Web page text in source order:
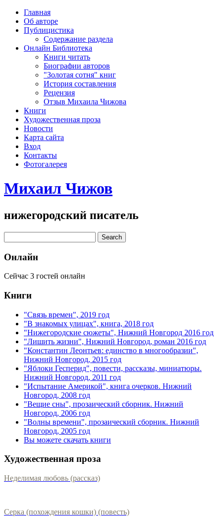
Главная
Об авторе
Публицистика
Содержание раздела
Онлайн Библиотека
Книги читать
Биографии авторов
"Золотая сотня" книг
История составления
Рецензия
Отзыв Михаила Чижова
Книги
Художественная проза
Новости
Карта сайта
Вход
Контакты
Фотогалерея
Михаил Чижов
нижегородский писатель
Онлайн
Сейчас 3 гостей онлайн
Книги
"Связь времен", 2019 год
"В знакомых улицах", книга, 2018 год
"Нижегородские сюжеты", Нижний Новгород 2016 год
"Лишить жизни", Нижний Новгород, роман 2016 год
"Константин Леонтьев: единство в многообразии",
Нижний Новгород, 2015 год
"Яблоки Гесперид", повести, рассказы, миниатюры.
Нижний Новгород, 2011 год
"Испытание Америкой", книга очерков. Нижний
Новгород, 2008 год
"Вещие сны", прозаический сборник. Нижний
Новгород, 2006 год
"Волны времени", прозаический сборник. Нижний
Новгород, 2005 год
Вы можете скачать книги
Художественная проза
Неделимая любовь (рассказ)
Серка (похождения кошки) (повесть)